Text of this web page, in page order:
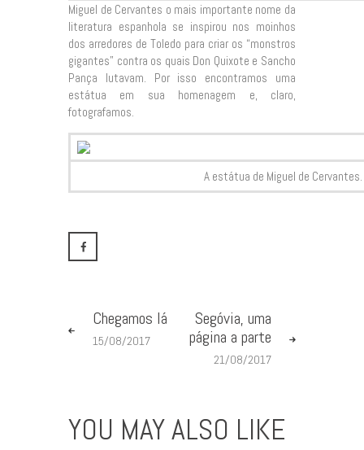
Miguel de Cervantes o mais importante nome da
literatura espanhola se inspirou nos moinhos
dos arredores de Toledo para criar os “monstros
gigantes” contra os quais Don Quixote e Sancho
Pança lutavam. Por isso encontramos uma
estátua em sua homenagem e, claro,
fotografamos.
A estátua de Miguel de Cervantes.
Chegamos lá
15/08/2017
Segóvia, uma
página a parte
21/08/2017
YOU MAY ALSO LIKE